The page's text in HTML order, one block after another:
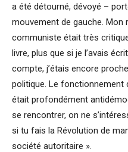
a été détourné, dévoyé –
mouvement de gauche. Mon
communiste était très
livre, plus que si je l’avais
compte, j’étais encore
politique. Le
était profondément
se rencontrer, on ne
si tu fais la Révolution de
société autoritaire ».